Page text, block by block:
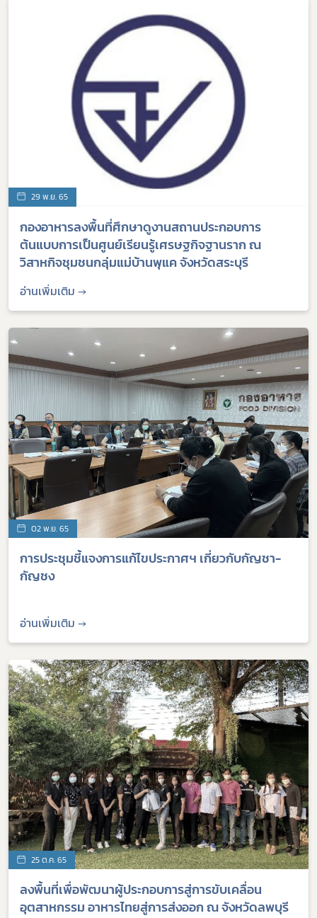
29 พ.ย. 65
กองอาหารลงพื้นที่ศึกษาดูงานสถานประกอบการ
ต้นแบบการเป็นศูนย์เรียนรู้เศรษฐกิจฐานราก ณ
วิสาหกิจชุมชนกลุ่มแม่บ้านพุแค จังหวัดสระบุรี
อ่านเพิ่มเติม →
02 พ.ย. 65
การประชุมชี้แจงการแก้ไขประกาศฯ เกี่ยวกับกัญชา-
กัญชง
อ่านเพิ่มเติม →
25 ต.ค. 65
​​ลงพื้นที่เพื่อพัฒนาผู้ประกอบการสู่การขับเคลื่อน
อุตสาหกรรม อาหารไทยสู่การส่งออก ณ จังหวัดลพบุรี